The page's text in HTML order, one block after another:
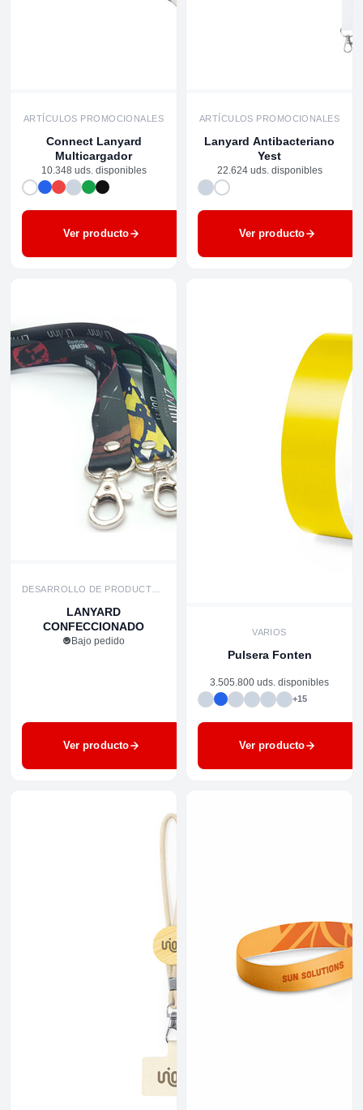
ARTÍCULOS PROMOCIONALES
Connect Lanyard
Multicargador
10.348 uds. disponibles
Ver producto
ARTÍCULOS PROMOCIONALES
Lanyard Antibacteriano
Yest
22.624 uds. disponibles
Ver producto
LANYARD
CONFECCIONADO
Bajo pedido
Ver producto
VARIOS
Pulsera Fonten
3.505.800 uds. disponibles
+15
Ver producto